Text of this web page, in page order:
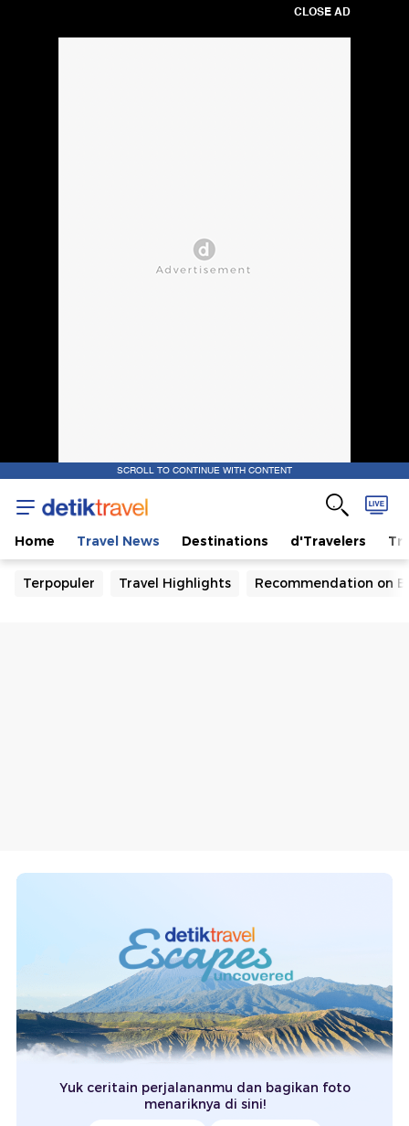
CLOSE AD
SCROLL TO CONTINUE WITH CONTENT
Home Travel News Destinations d'Travelers
Terpopuler Travel Highlights Recommendation on
Yuk ceritain perjalananmu dan bagikan foto
menariknya di sini!